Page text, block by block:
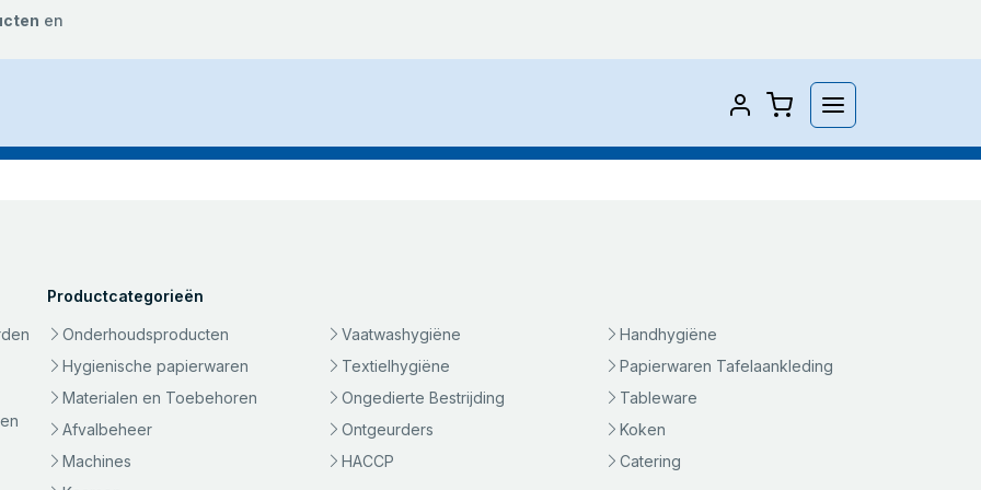
en
Productcategorieën
Onderhoudsproducten
Hygienische papierwaren
Materialen en Toebehoren
Afvalbeheer
Machines
Vaatwashygiëne
Textielhygiëne
Ongedierte Bestrijding
Ontgeurders
HACCP
Handhygiëne
Papierwaren Tafelaankleding
Tableware
Koken
Catering